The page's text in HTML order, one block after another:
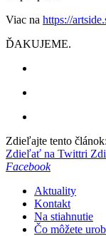
Viac na https://
ĎAKUJEME.
Zdieľajte tento článok:
Zdieľať na Twittri
Facebook
Aktuality
Kontakt
Na stiahnutie
Čo môžete